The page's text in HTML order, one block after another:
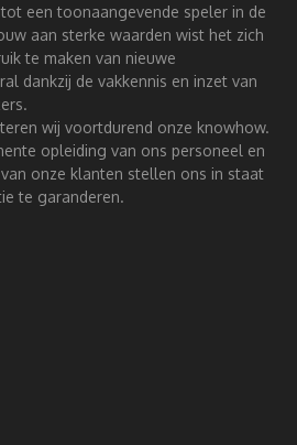
een toonaangevende speler in de
aan sterke waarden wist het zich
te maken van nieuwe
dankzij de vakkennis en inzet van
wij voortdurend onze knowhow.
opleiding van ons personeel en
onze klanten stellen ons in staat
te garanderen.